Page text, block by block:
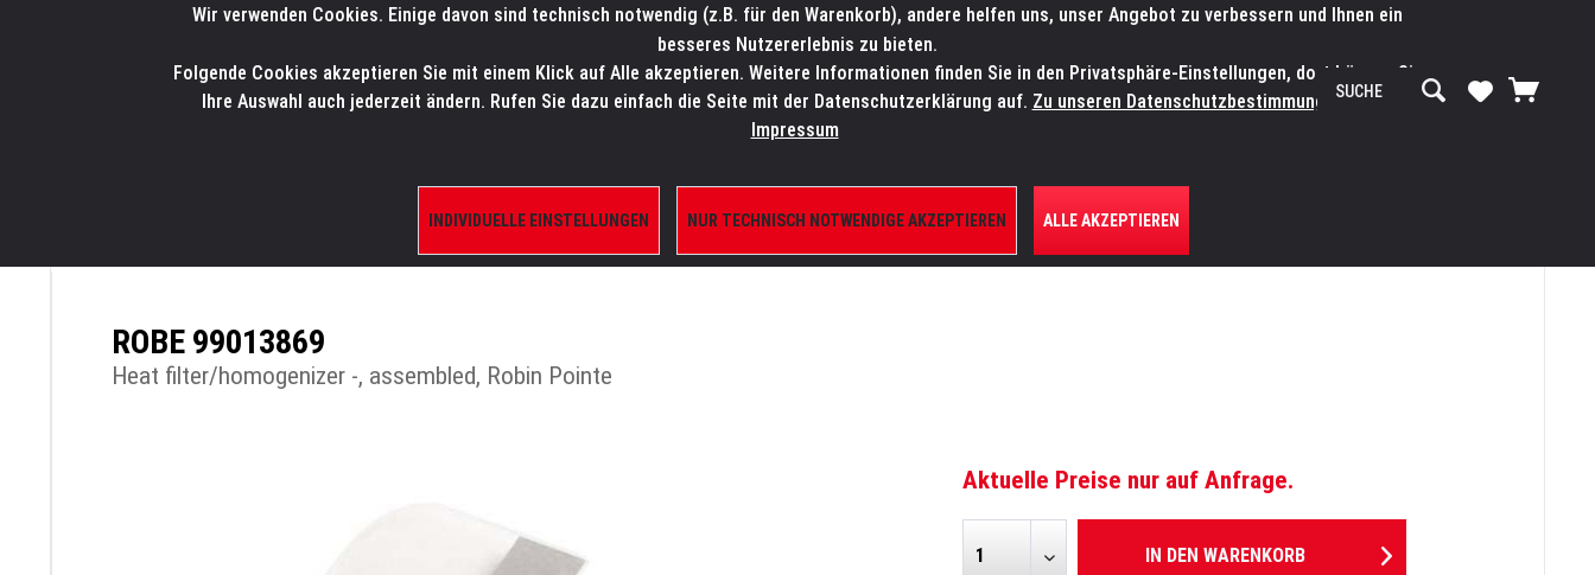
SALES-HOTLINE: +49 5451 5900-800 24/7: sales@lmp.de SERVICE-WERKSTATT Service/Hilfe
HOME PRODUKTE/SHOP MARKEN AKTUELLES SERVICE ÜBER UNS
ERSATZTEILE
ROBE 99013869
Heat filter/homogenizer -, assembled, Robin Pointe
Aktuelle Preise nur auf Anfrage.
IN DEN WARENKORB
Wir verwenden Cookies. Einige davon sind technisch notwendig (z.B. für den Warenkorb), andere helfen uns, unser Angebot zu verbessern und Ihnen ein
besseres Nutzererlebnis zu bieten.
Folgende Cookies akzeptieren Sie mit einem Klick auf Alle akzeptieren. Weitere Informationen finden Sie in den Privatsphäre-Einstellungen, dort können Sie
Ihre Auswahl auch jederzeit ändern. Rufen Sie dazu einfach die Seite mit der Datenschutzerklärung auf. Zu unseren Datenschutzbestimmungen. Zum
Impressum
INDIVIDUELLE EINSTELLUNGEN NUR TECHNISCH NOTWENDIGE AKZEPTIEREN ALLE AKZEPTIEREN